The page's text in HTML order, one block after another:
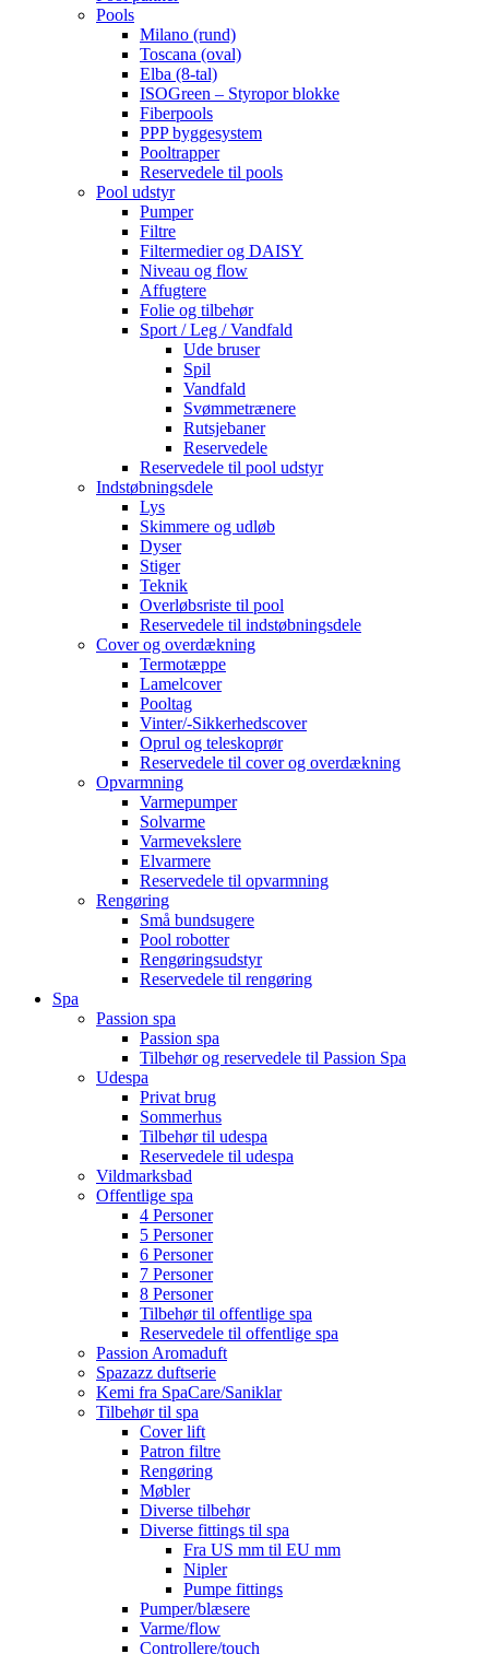
Pools
Milano (rund)
Toscana (oval)
Elba (8-tal)
ISOGreen – Styropor blokke
Fiberpools
PPP byggesystem
Pooltrapper
Reservedele til pools
Pool udstyr
Pumper
Filtre
Filtermedier og DAISY
Niveau og flow
Affugtere
Folie og tilbehør
Sport / Leg / Vandfald
Ude bruser
Spil
Vandfald
Svømmetrænere
Rutsjebaner
Reservedele
Reservedele til pool udstyr
Indstøbningsdele
Lys
Skimmere og udløb
Dyser
Stiger
Teknik
Overløbsriste til pool
Reservedele til indstøbningsdele
Cover og overdækning
Termotæppe
Lamelcover
Pooltag
Vinter/-Sikkerhedscover
Oprul og teleskoprør
Reservedele til cover og overdækning
Opvarmning
Varmepumper
Solvarme
Varmevekslere
Elvarmere
Reservedele til opvarmning
Rengøring
Små bundsugere
Pool robotter
Rengøringsudstyr
Reservedele til rengøring
Spa
Passion spa
Passion spa
Tilbehør og reservedele til Passion Spa
Udespa
Privat brug
Sommerhus
Tilbehør til udespa
Reservedele til udespa
Vildmarksbad
Offentlige spa
4 Personer
5 Personer
6 Personer
7 Personer
8 Personer
Tilbehør til offentlige spa
Reservedele til offentlige spa
Passion Aromaduft
Spazazz duftserie
Kemi fra SpaCare/Saniklar
Tilbehør til spa
Cover lift
Patron filtre
Rengøring
Møbler
Diverse tilbehør
Diverse fittings til spa
Fra US mm til EU mm
Nipler
Pumpe fittings
Pumper/blæsere
Varme/flow
Controllere/touch